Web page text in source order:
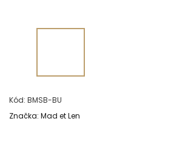
Kód: BMSB-BU
Značka: Mad et Len